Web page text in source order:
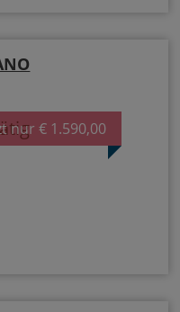
nur € 1.590,00